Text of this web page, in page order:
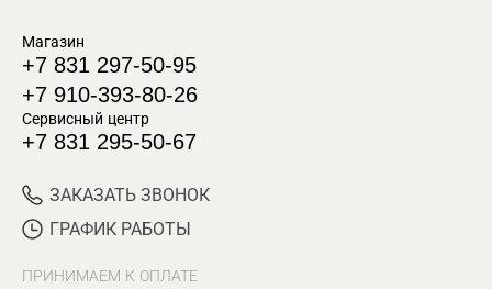
Магазин
+7 831 297-50-95
+7 910-393-80-26
Сервисный центр
+7 831 295-50-67
ЗАКАЗАТЬ ЗВОНОК
ГРАФИК РАБОТЫ
ПРИНИМАЕМ К ОПЛАТЕ